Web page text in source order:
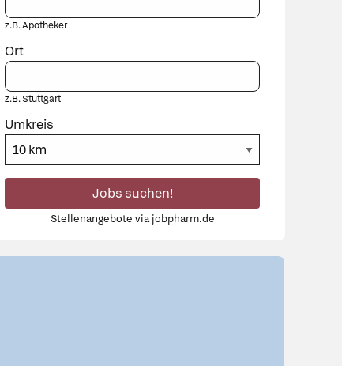
für
z.B.Apotheker
Ort
Suchbegriff
für
z.B.Stuttgart
Umkreis
Umkreis
auswählen:
Jobs suchen!
Stellenangebote via jobpharm.de